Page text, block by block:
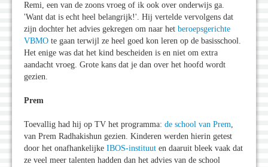
Remi, een van de zoons vroeg of ik ook over onderwijs ga.
'Want dat is echt heel belangrijk!'. Hij vertelde vervolgens dat
zijn dochter het advies gekregen om naar het beroepsgerichte
VBMO te gaan terwijl ze heel goed kon leren op de basisschool.
Het enige was dat het kind bescheiden is en niet om extra
aandacht vroeg. Grote kans dat je dan over het hoofd wordt
gezien.
Prem
Toevallig had hij op TV het programma: de school van Prem,
van Prem Radhakishun gezien. Kinderen werden hierin getest
door het onafhankelijke IBOS-instituut en daaruit bleek vaak dat
ze veel meer talenten hadden dan het advies van de school